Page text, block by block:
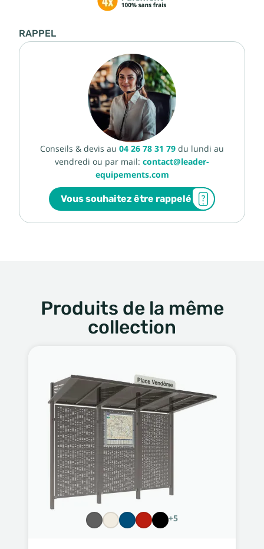
RAPPEL
Conseils & devis au 04 26 78 31 79 du lundi au
vendredi ou par mail: contact@leader-
equipements.com
Vous souhaitez être rappelé
Produits de la même
collection
+5